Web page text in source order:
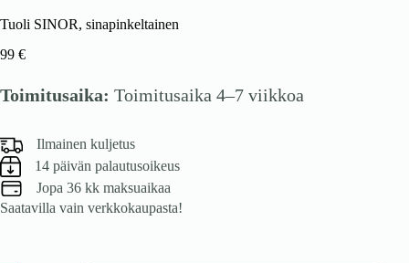
Tuoli SINOR, sinapinkeltainen
99 €
Toimitusaika: Toimitusaika 4–7 viikkoa
Ilmainen kuljetus
14 päivän palautusoikeus
Jopa 36 kk maksuaikaa
Saatavilla vain verkkokaupasta!